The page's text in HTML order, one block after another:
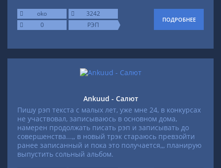
oko
3242
0
РЭП
ПОДРОБНЕЕ
Аnkuud - Салют
Пишу рэп текста с малых лет, уже мне 24, в конкурсах
не участвовал, записываюсь в основном дома,
намерен продолжать писать рэп и записывать до
совершенства...,, в новый трэк стараюсь превзойти
ранее записанный и пока это получается,,, планирую
выпустить сольный альбом.